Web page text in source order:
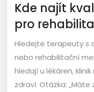
Kde najít
pro
Hledejte terapeuty s
nebo rehabilitační
hledají u lékáren,
zdraví. Otázka: